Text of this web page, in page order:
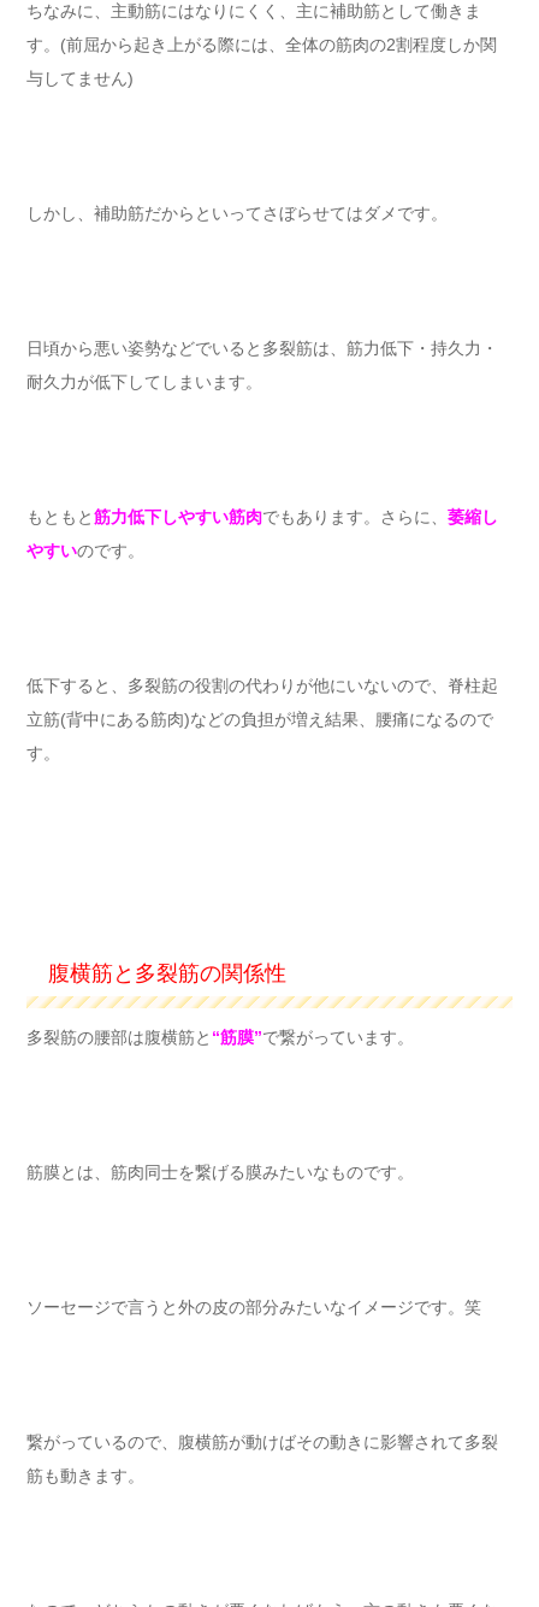
ちなみに、主動筋にはなりにくく、主に補助筋として働きま
す。(前屈から起き上がる際には、全体の筋肉の2割程度しか関
与してません)
しかし、補助筋だからといってさぼらせてはダメです。
日頃から悪い姿勢などでいると多裂筋は、筋力低下・持久力・
耐久力が低下してしまいます。
もともと筋力低下しやすい筋肉でもあります。さらに、 萎縮し
やすいのです。
低下すると、多裂筋の役割の代わりが他にいないので、脊柱起
立筋(背中にある筋肉)などの負担が増え結果、腰痛になるので
す。
腹横筋と多裂筋の関係性
多裂筋の腰部は腹横筋と “筋膜”で繋がっています。
筋膜とは、筋肉同士を繋げる膜みたいなものです。
ソーセージで言うと外の皮の部分みたいなイメージです。笑
繋がっているので、腹横筋が動けばその動きに影響されて多裂
筋も動きます。